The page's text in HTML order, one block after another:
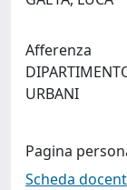
Afferenza
URBANI
Pagina
Scheda